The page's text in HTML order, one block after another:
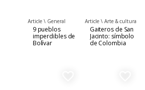
Article \ General
9 pueblos
imperdibles de
Bolívar
Article \ Arte & cultura
Gaiteros de San
Jacinto: símbolo
de Colombia